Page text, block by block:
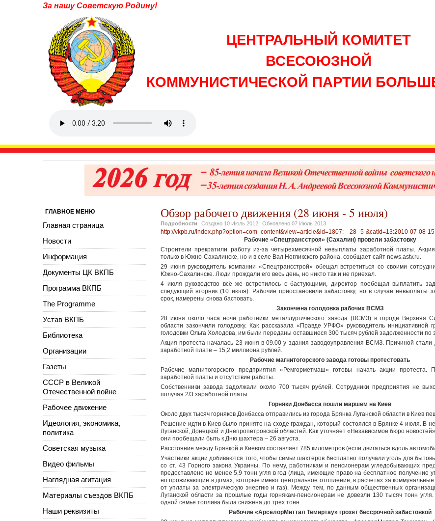
За нашу Советскую Родину!
ЦЕНТРАЛЬНЫЙ КОМИТЕТ
ВСЕСОЮЗНОЙ
КОММУНИСТИЧЕСКОЙ ПАРТИИ
Обзор рабочего движения (28 июня - 5 июля)
Подробности Создано 10 Июль 2012 Обновлено 07 Июль 2013
http://vkpb.ru/index.php?option=com_content&view=article&id=1807:---28--5-&catid=13:2010-07-08-
Рабочие «Спецтрансстроя» (Сахалин) провели забастовку
Строители прекратили работу из-за четырехмесячной невыплаты заработной платы.
только в Южно-Сахалинске, но и в селе Вал Ногликского района, сообщает сайт news.astv.ru.
29 июня руководитель компании «Спецтрансстрой» обещал встретиться со своими
Южно-Сахалинске. Люди прождали его весь день, но никто так и не приехал.
4 июля руководство всё же встретилось с бастующими, директор пообещал выплатить
следующий вторник (10 июля). Рабочие приостановили забастовку, но в случае невыплаты
срок, намерены снова бастовать.
Закончена голодовка рабочих ВСМЗ
28 июня около часа ночи работники металлургического завода (ВСМЗ) в городе Верхняя
области закончили голодовку. Как рассказала «Правде УРФО» руководитель инициативной
голодовки Ольга Холодова, им были переданы оставшиеся 300 тысяч рублей задолженности по
Акция протеста началась 23 июня в 09.00 у здания заводоуправления ВСМЗ. Причиной стали
заработной плате – 15,2 миллиона рублей.
Рабочие магнитогорского завода готовы протестовать
Рабочие магнитогорского предприятия «Ремгорметмаш» готовы начать акции
заработной платы и отсутствие работы.
Собственники завода задолжали около 700 тысяч рублей. Сотрудники предприятия не
получая 2/3 заработной платы.
Горняки Донбасса пошли маршем на Киев
Около двух тысяч горняков Донбасса отправились из города Брянка Луганской области в Киев
Решение идти в Киев было принято на сходе граждан, который состоялся в Брянке 4 июля. В
Луганской, Донецкой и Днепропетровской областей. Как уточняет «Независимое бюро
они пообещали быть к Дню шахтера – 26 августа.
Расстояние между Брянкой и Киевом составляет 785 километров (если двигаться вдоль
Участники акции добиваются того, чтобы семьи шахтеров бесплатно получали уголь для
со ст. 43 Горного закона Украины. По нему, работникам и пенсионерам угледобывающих
предоставлено не менее 5,9 тонн угля в год (лица, имеющие право на бесплатное получение
но проживающие в домах, которые имеют центральное отопление, в расчетах за коммунальные
от уплаты за электрическую энергию и газ). Между тем, по данным общественных
Луганской области за прошлые годы горнякам-пенсионерам не довезли 130 тысяч тонн
одной семье топлива была снижена до трех тонн.
Рабочие «АрселорМиттал Темиртау» грозят бессрочной забастовкой
ГЛАВНОЕ МЕНЮ
Главная страница
Новости
Информация
Документы ЦК ВКПБ
Программа ВКПБ
The Programme
Устав ВКПБ
Библиотека
Организации
Газеты
СССР в Великой
Отечественной войне
Рабочее движение
Идеология, экономика,
политика
Советская музыка
Видео фильмы
Наглядная агитация
Материалы съездов ВКПБ
Наши реквизиты